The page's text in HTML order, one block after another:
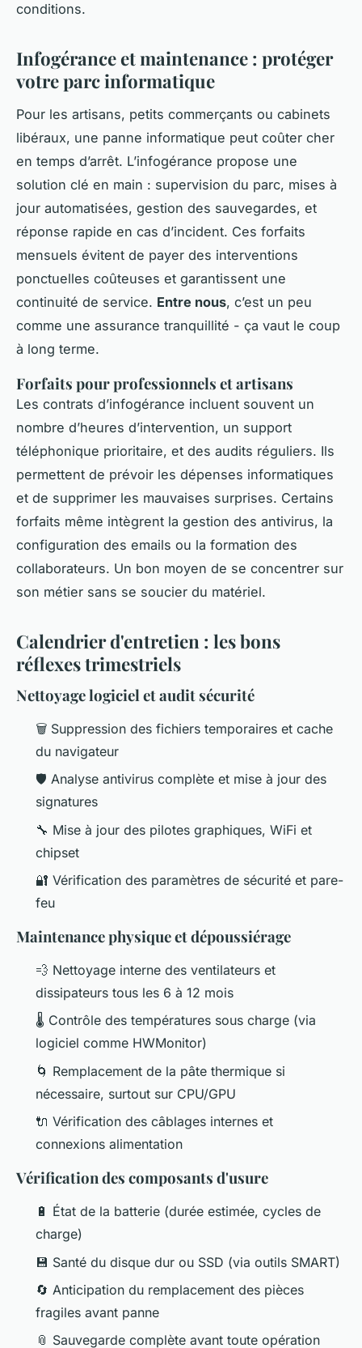
conditions.
Infogérance et maintenance : protéger
votre parc informatique
Pour les artisans, petits commerçants ou cabinets
libéraux, une panne informatique peut coûter cher
en temps d’arrêt. L’infogérance propose une
solution clé en main : supervision du parc, mises à
jour automatisées, gestion des sauvegardes, et
réponse rapide en cas d’incident. Ces forfaits
mensuels évitent de payer des interventions
ponctuelles coûteuses et garantissent une
continuité de service. Entre nous, c’est un peu
comme une assurance tranquillité - ça vaut le coup
à long terme.
Forfaits pour professionnels et artisans
Les contrats d’infogérance incluent souvent un
nombre d’heures d’intervention, un support
téléphonique prioritaire, et des audits réguliers. Ils
permettent de prévoir les dépenses informatiques
et de supprimer les mauvaises surprises. Certains
forfaits même intègrent la gestion des antivirus, la
configuration des emails ou la formation des
collaborateurs. Un bon moyen de se concentrer sur
son métier sans se soucier du matériel.
Calendrier d'entretien : les bons
réflexes trimestriels
Nettoyage logiciel et audit sécurité
🗑️ Suppression des fichiers temporaires et cache
du navigateur
🛡️ Analyse antivirus complète et mise à jour des
signatures
🔧 Mise à jour des pilotes graphiques, WiFi et
chipset
🔐 Vérification des paramètres de sécurité et pare-
feu
Maintenance physique et dépoussiérage
💨 Nettoyage interne des ventilateurs et
dissipateurs tous les 6 à 12 mois
🌡️ Contrôle des températures sous charge (via
logiciel comme HWMonitor)
🌀 Remplacement de la pâte thermique si
nécessaire, surtout sur CPU/GPU
🔌 Vérification des câblages internes et
connexions alimentation
Vérification des composants d'usure
🔋 État de la batterie (durée estimée, cycles de
charge)
💾 Santé du disque dur ou SSD (via outils SMART)
🔄 Anticipation du remplacement des pièces
fragiles avant panne
📎 Sauvegarde complète avant toute opération